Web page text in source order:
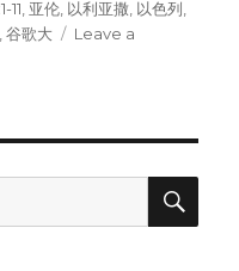
11 亚伦 以利亚撒 以色列
,谷歌大
Leave a